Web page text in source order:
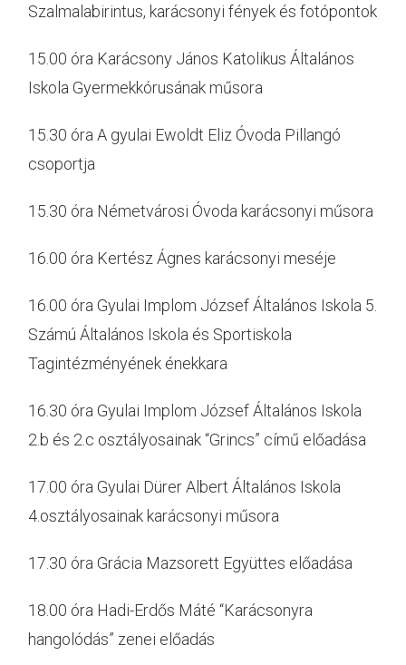
Szalmalabirintus, karácsonyi fények és fotópontok
15.00 óra Karácsony János Katolikus Általános
Iskola Gyermekkórusának műsora
15.30 óra A gyulai Ewoldt Eliz Óvoda Pillangó
csoportja
15.30 óra Németvárosi Óvoda karácsonyi műsora
16.00 óra Kertész Ágnes karácsonyi meséje
16.00 óra Gyulai Implom József Általános Iskola 5.
Számú Általános Iskola és Sportiskola
Tagintézményének énekkara
16.30 óra Gyulai Implom József Általános Iskola
2.b és 2.c osztályosainak “Grincs” című előadása
17.00 óra Gyulai Dürer Albert Általános Iskola
4.osztályosainak karácsonyi műsora
17.30 óra Grácia Mazsorett Együttes előadása
18.00 óra Hadi-Erdős Máté “Karácsonyra
hangolódás” zenei előadás